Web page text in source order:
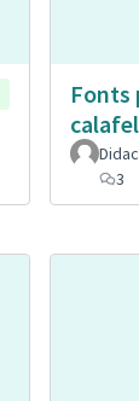
Fonts
Didac
3